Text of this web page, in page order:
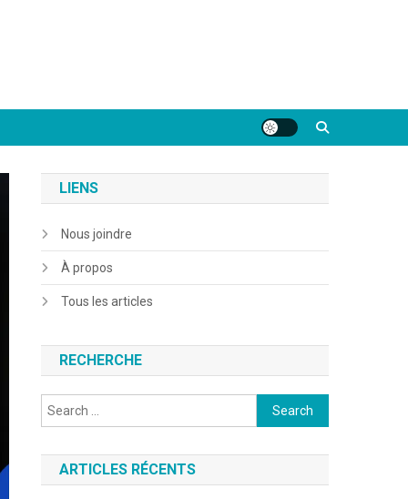
LIENS
Nous joindre
À propos
Tous les articles
RECHERCHE
Search
for:
ARTICLES RÉCENTS